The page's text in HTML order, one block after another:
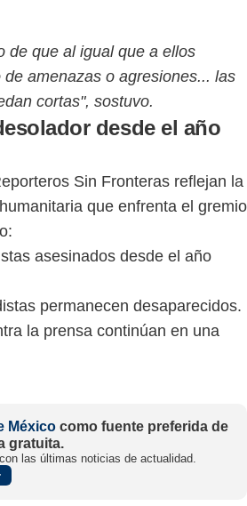
de que al igual que a ellos
amenazas o agresiones... las
cortas", sostuvo.
desde el año
Sin Fronteras reflejan la
que enfrenta el gremio
asesinados desde el año
permanecen desaparecidos.
la prensa continúan en una
México como fuente preferida de
gratuita.
las últimas noticias de actualidad.